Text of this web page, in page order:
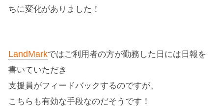
ちに変化がありました！
LandMarkではご利用者の方が勤務した日には日報を
書いていただき
支援員がフィードバックするのですが、
こちらも有効な手段なのだそうです！